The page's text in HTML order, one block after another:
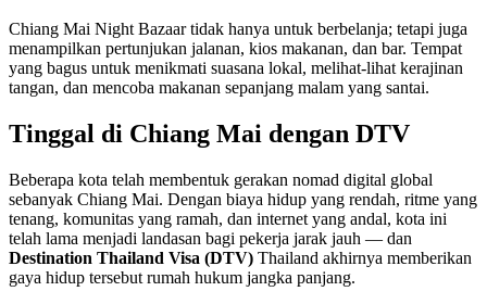
Chiang Mai Night Bazaar tidak hanya untuk berbelanja; tetapi juga
menampilkan pertunjukan jalanan, kios makanan, dan bar. Tempat
yang bagus untuk menikmati suasana lokal, melihat-lihat kerajinan
tangan, dan mencoba makanan sepanjang malam yang santai.
Tinggal di Chiang Mai dengan DTV
Beberapa kota telah membentuk gerakan nomad digital global
sebanyak Chiang Mai. Dengan biaya hidup yang rendah, ritme yang
tenang, komunitas yang ramah, dan internet yang andal, kota ini
telah lama menjadi landasan bagi pekerja jarak jauh — dan
Destination Thailand Visa (DTV) Thailand akhirnya memberikan
gaya hidup tersebut rumah hukum jangka panjang.